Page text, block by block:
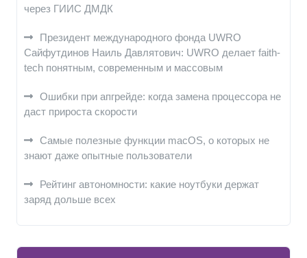
через ГИИС ДМДК
Президент международного фонда UWRO
Сайфутдинов Наиль Давлятович: UWRO делает faith-
tech понятным, современным и массовым
Ошибки при апгрейде: когда замена процессора не
даст прироста скорости
Самые полезные функции macOS, о которых не
знают даже опытные пользователи
Рейтинг автономности: какие ноутбуки держат
заряд дольше всех